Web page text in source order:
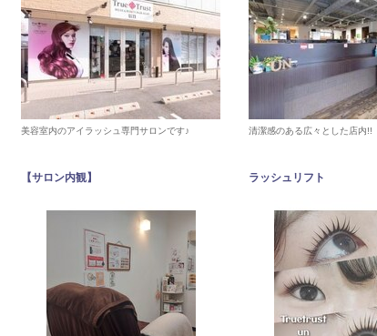
美容室内のアイラッシュ専門サロンです♪ 清潔感のある広々とした店内!!
【サロン内観】 ラッシュリフト